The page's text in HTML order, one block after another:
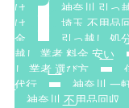
け
神奈川 引っ
け
埼玉 不用品
金
引っ越し 処
越し 業者 料金 安い
し 業者 選び方
代行
神奈川 一
神奈川 不用品回収